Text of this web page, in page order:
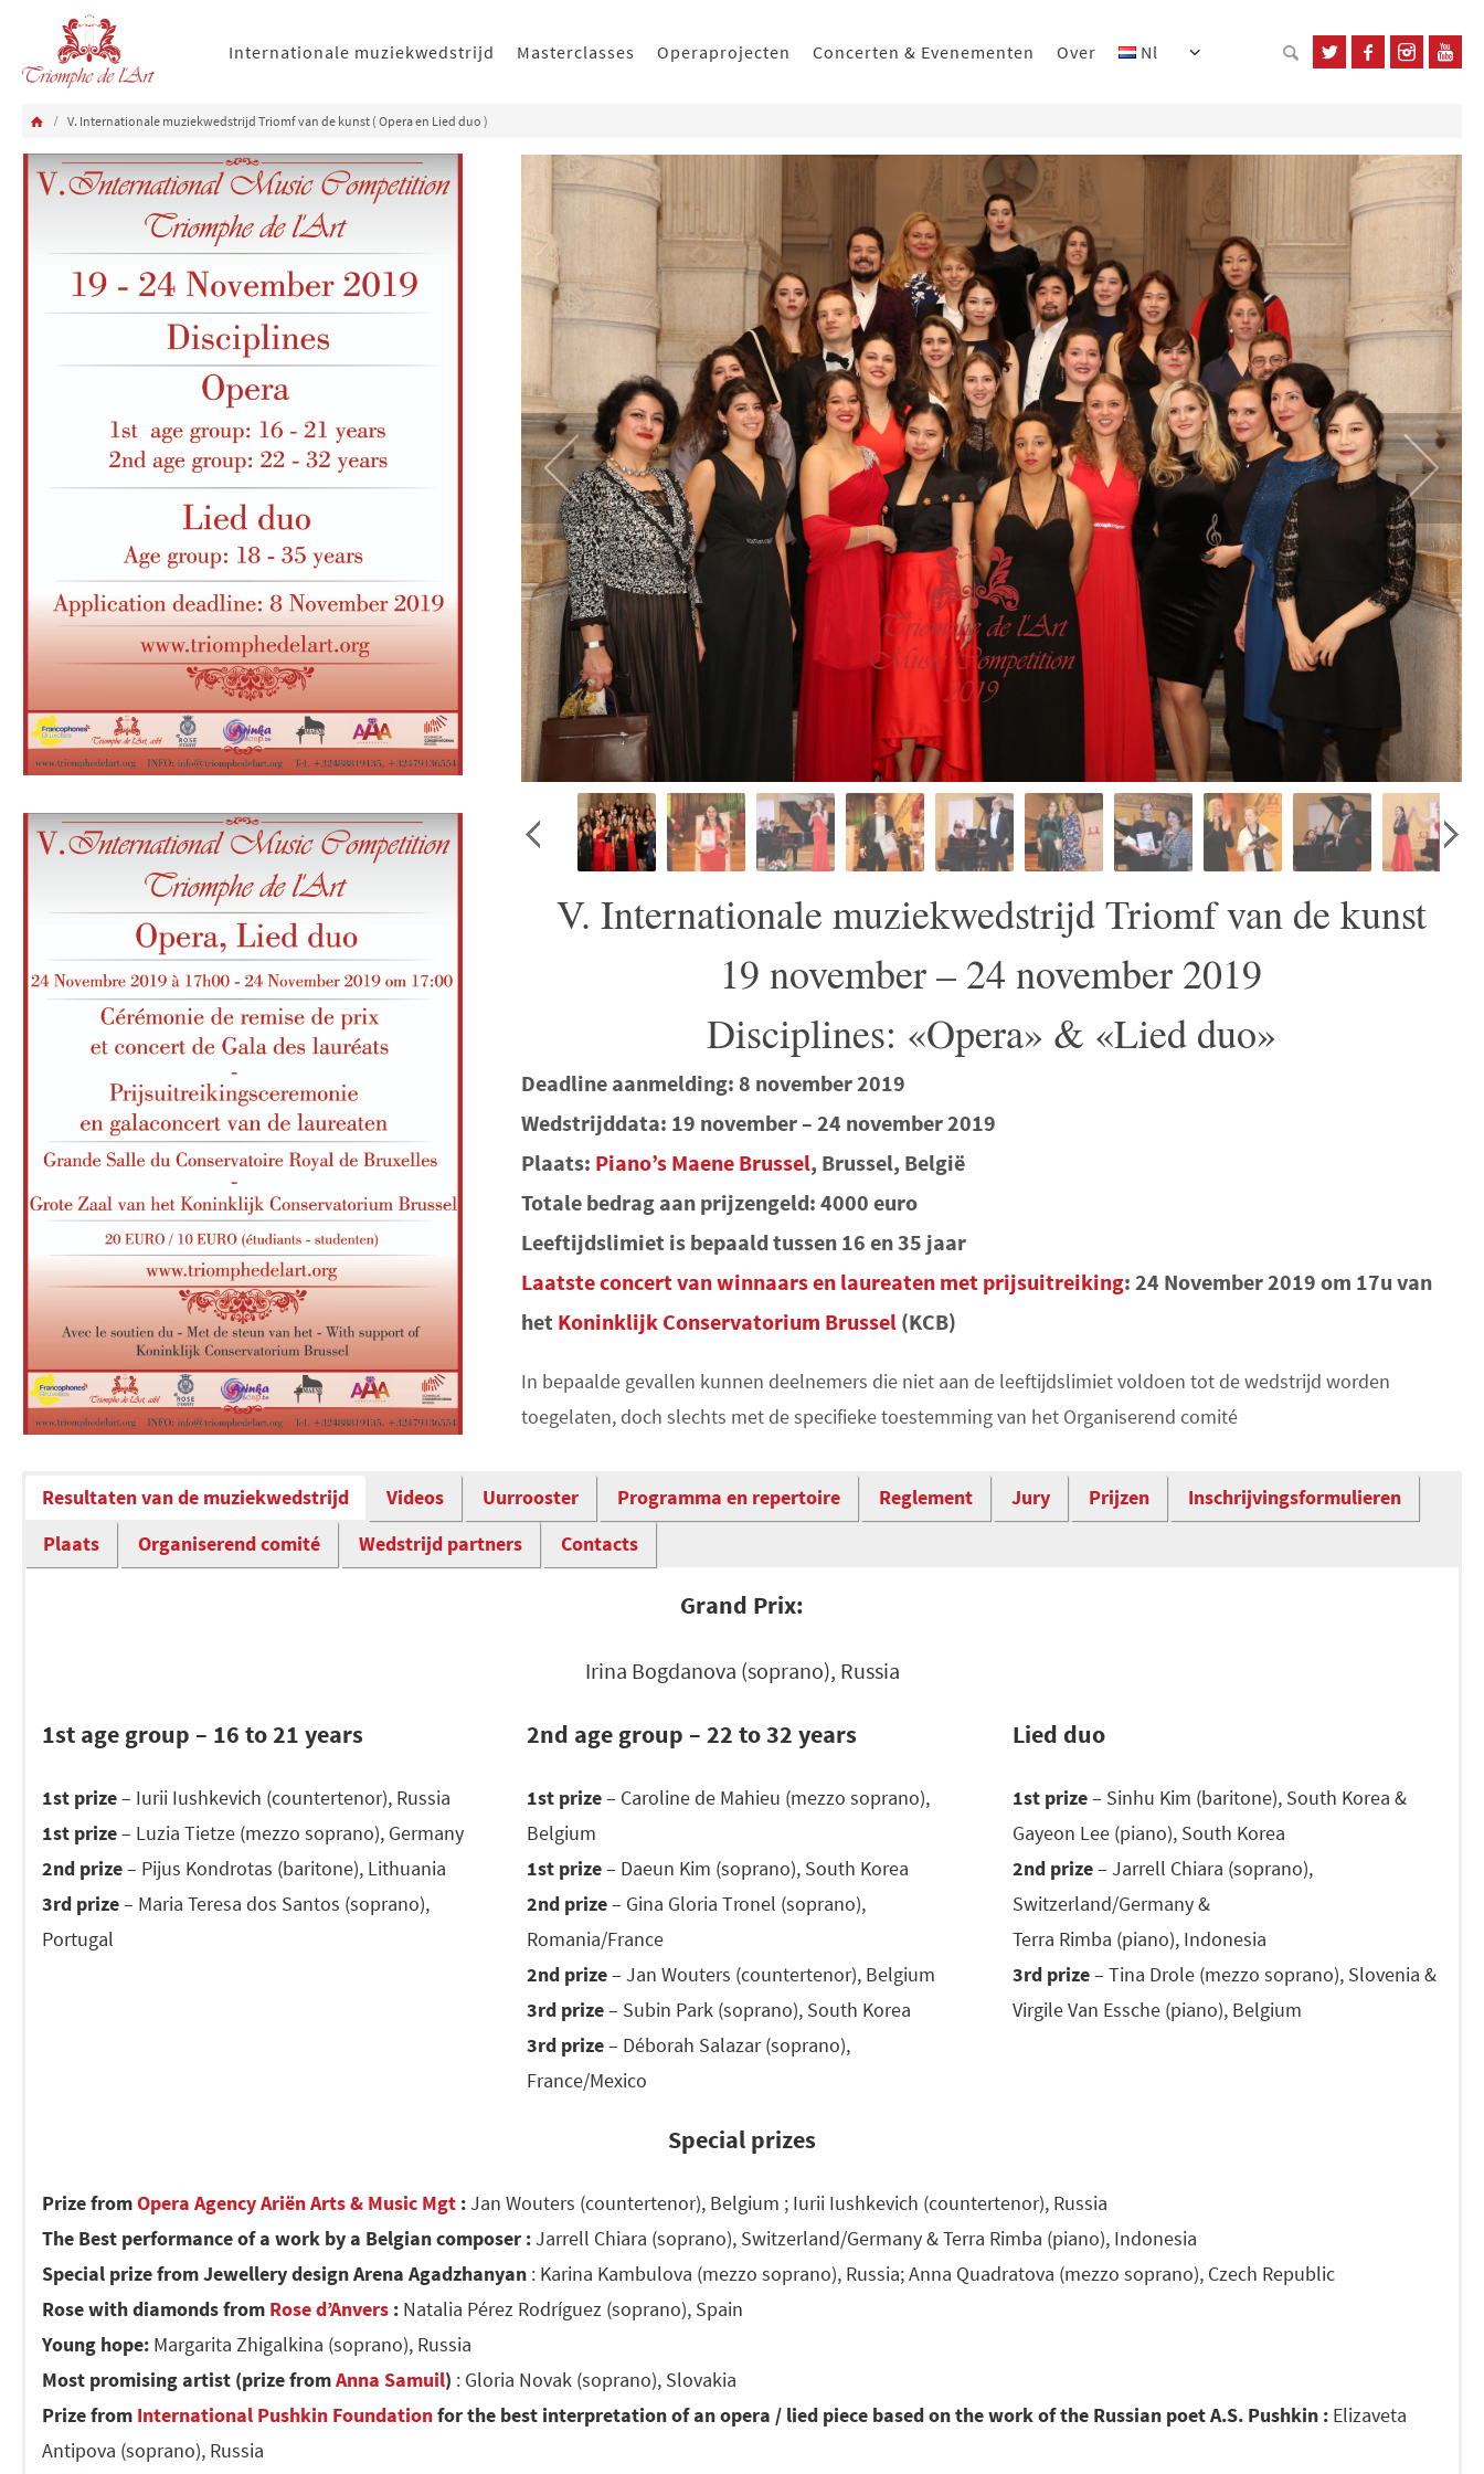
Internationale muziekwedstrijd Masterclasses Operaprojecten Concerten & Evenementen Over Nl
V. Internationale muziekwedstrijd Triomf van de kunst ( Opera en Lied duo )
V. Internationale muziekwedstrijd Triomf van de kunst
19 november – 24 november 2019
Disciplines: «Opera» & «Lied duo»
Deadline aanmelding: 8 november 2019
Wedstrijddata: 19 november – 24 november 2019
Plaats: Piano’s Maene Brussel, Brussel, België
Totale bedrag aan prijzengeld: 4000 euro
Leeftijdslimiet is bepaald tussen 16 en 35 jaar
Laatste concert van winnaars en laureaten met prijsuitreiking: 24 November 2019 om 17u van
het Koninklijk Conservatorium Brussel(KCB)
In bepaalde gevallen kunnen deelnemers die niet aan de leeftijdslimiet voldoen tot de wedstrijd worden
toegelaten, doch slechts met de specifieke toestemming van het Organiserend comité
Resultaten van de muziekwedstrijd Videos Uurrooster Programma en repertoire Reglement Jury Prijzen
Inschrijvingsformulieren
Plaats
Organiserend comité Wedstrijd partners Contacts
Grand Prix:
Irina Bogdanova (soprano), Russia
1st age group – 16 to 21 years
1st prize– Iurii Iushkevich (countertenor), Russia
1st prize– Luzia Tietze (mezzo soprano), Germany
2nd prize– Pijus Kondrotas (baritone), Lithuania
3rd prize– Maria Teresa dos Santos (soprano),
Portugal
2nd age group – 22 to 32 years
1st prize– Caroline de Mahieu (mezzo soprano),
Belgium
1st prize– Daeun Kim (soprano), South Korea
2nd prize– Gina Gloria Tronel (soprano),
Romania/France
2nd prize– Jan Wouters (countertenor), Belgium
3rd prize– Subin Park (soprano), South Korea
3rd prize– Déborah Salazar (soprano),
France/Mexico
Lied duo
1st prize– Sinhu Kim (baritone), South Korea &
Gayeon Lee (piano), South Korea
2nd prize– Jarrell Chiara (soprano),
Switzerland/Germany &
Terra Rimba (piano), Indonesia
3rd prize– Tina Drole (mezzo soprano), Slovenia &
Virgile Van Essche (piano), Belgium
Special prizes
Prize fromOpera Agency Ariën Arts & Music Mgt :Jan Wouters (countertenor), Belgium ; Iurii Iushkevich (countertenor), Russia
The Best performance of a work by a Belgian composer :Jarrell Chiara (soprano), Switzerland/Germany & Terra Rimba (piano), Indonesia
Special prize from Jewellery design Arena Agadzhanyan : Karina Kambulova (mezzo soprano), Russia; Anna Quadratova (mezzo soprano), Czech Republic
Rose with diamonds from Rose d’Anvers : Natalia Pérez Rodríguez (soprano), Spain
Young hope: Margarita Zhigalkina (soprano), Russia
Most promising artist (prize fromAnna Samuil) : Gloria Novak (soprano), Slovakia
Prize from International Pushkin Foundationfor the best interpretation of an opera / lied piece based on the work of the Russian poet A.S. Pushkin : Elizaveta
Antipova (soprano), Russia